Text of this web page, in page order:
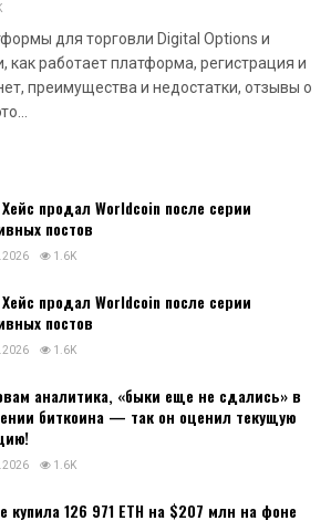
торговли Digital Options и крипто-
фьючерсами, как работает
платформа, регистрация и вход в
недостатки, отзывы о бинодекс
работает платформа, регистрация и
преимущества и недостатки, отзывы о